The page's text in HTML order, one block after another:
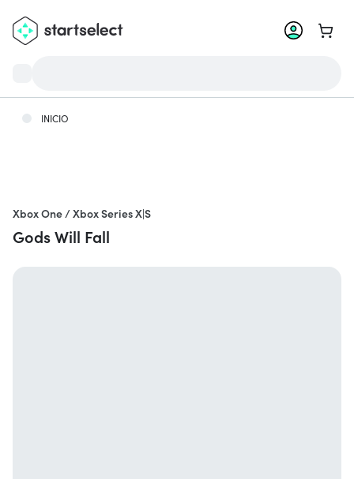
Ir a
INICIO
Xbox One / Xbox Series X|S
Gods Will Fall